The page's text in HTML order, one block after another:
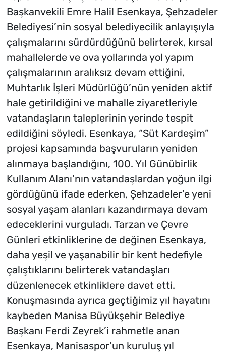
Başkanvekili Emre Halil Esenkaya, Şehzadeler
Belediyesi’nin sosyal belediyecilik anlayışıyla
çalışmalarını sürdürdüğünü belirterek, kırsal
mahallelerde ve ova yollarında yol yapım
çalışmalarının aralıksız devam ettiğini,
Muhtarlık İşleri Müdürlüğü’nün yeniden aktif
hale getirildiğini ve mahalle ziyaretleriyle
vatandaşların taleplerinin yerinde tespit
edildiğini söyledi. Esenkaya, “Süt Kardeşim”
projesi kapsamında başvuruların yeniden
alınmaya başlandığını, 100. Yıl Günübirlik
Kullanım Alanı’nın vatandaşlardan yoğun ilgi
gördüğünü ifade ederken, Şehzadeler’e yeni
sosyal yaşam alanları kazandırmaya devam
edeceklerini vurguladı. Tarzan ve Çevre
Günleri etkinliklerine de değinen Esenkaya,
daha yeşil ve yaşanabilir bir kent hedefiyle
çalıştıklarını belirterek vatandaşları
düzenlenecek etkinliklere davet etti.
Konuşmasında ayrıca geçtiğimiz yıl hayatını
kaybeden Manisa Büyükşehir Belediye
Başkanı Ferdi Zeyrek’i rahmetle anan
Esenkaya, Manisaspor’un kuruluş yıl